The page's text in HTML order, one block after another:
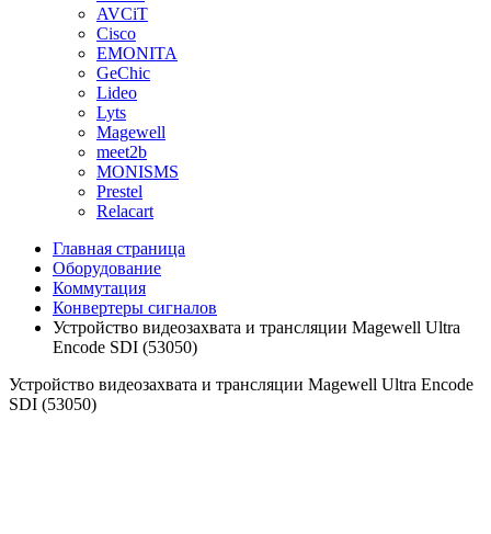
AVCiT
Cisco
EMONITA
GeChic
Lideo
Lyts
Magewell
meet2b
MONISMS
Prestel
Relacart
Главная страница
Оборудование
Коммутация
Конвертеры сигналов
Устройство видеозахвата и трансляции Magewell Ultra
Encode SDI (53050)
Устройство видеозахвата и трансляции Magewell Ultra Encode
SDI (53050)